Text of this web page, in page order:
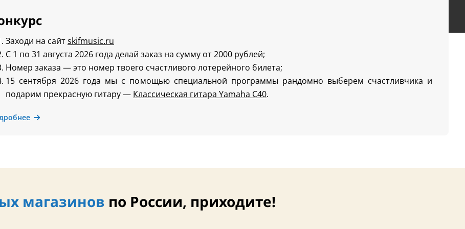
Заходи на сайтskifmusic.ru
С 1 по 31 августа 2026 года делай заказ на сумму от 2000 рублей;
Номер заказа — это номер твоего счастливого лотерейного билета;
15 сентября 2026 года мы с помощью специальной программы рандомно выберем счастливчика и
подарим прекрасную гитару — Классическая гитара Yamaha C40.
магазинов по России, приходите!